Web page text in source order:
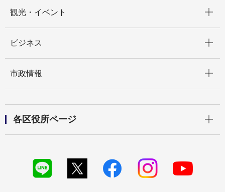
観光・イベント
ビジネス
市政情報
各区役所ページ